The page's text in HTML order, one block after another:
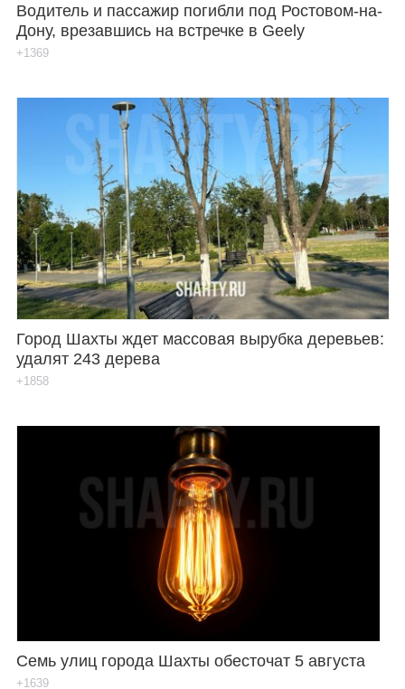
Водитель и пассажир погибли под Ростовом-на-
Дону, врезавшись на встречке в Geely
+1369
Город Шахты ждет массовая вырубка деревьев:
удалят 243 дерева
+1858
Семь улиц города Шахты обесточат 5 августа
+1639